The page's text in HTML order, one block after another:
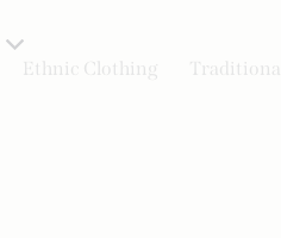
Ethnic Clothing